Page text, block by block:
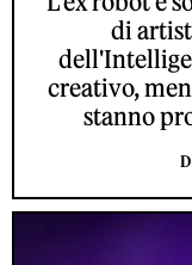
di
creativo,
stanno